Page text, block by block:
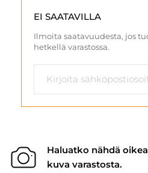
EI SAATAVILLA
Ilmoita saatavuudesta, jos
hetkellä varastossa.
Haluatko nähdä
kuva varastosta.